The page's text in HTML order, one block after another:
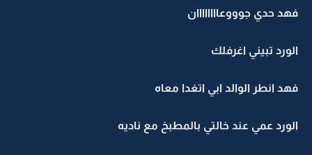
فهد حدي جوووعاااااااان
الورد تبيني اغرفلك
فهد انطر الوالد ابي اتغدا معاه
الورد عمي عند خالتي بالمطبخ مع ناديه